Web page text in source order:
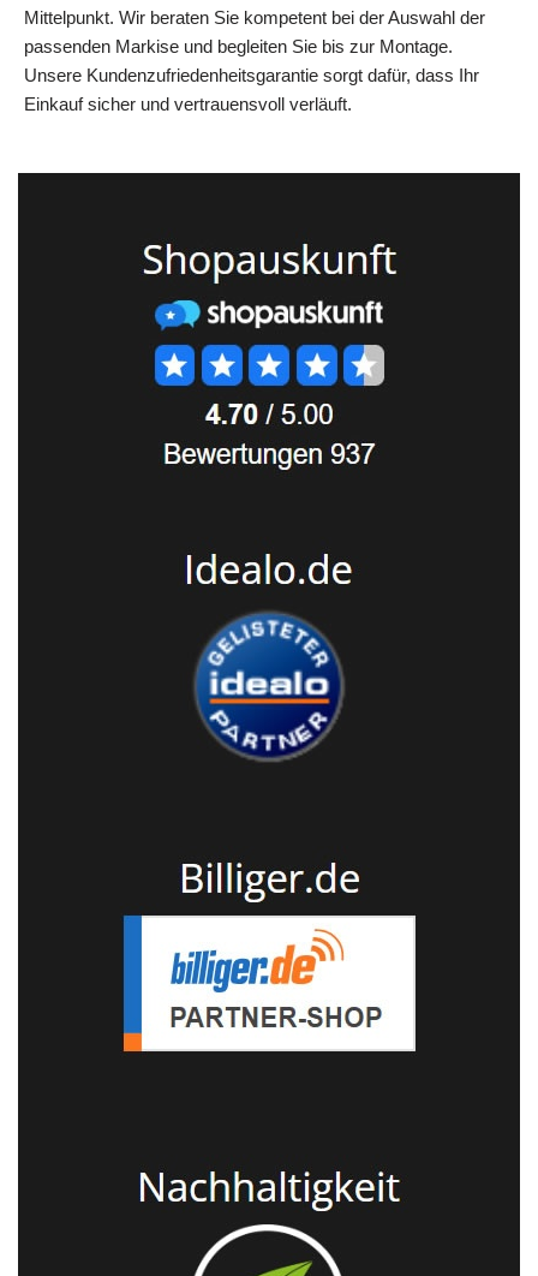
Mittelpunkt. Wir beraten Sie kompetent bei der Auswahl der
passenden Markise und begleiten Sie bis zur Montage.
Unsere Kundenzufriedenheitsgarantie sorgt dafür, dass Ihr
Einkauf sicher und vertrauensvoll verläuft.